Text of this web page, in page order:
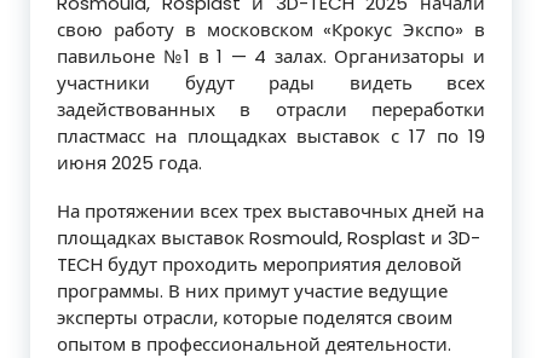
свою работу в московском «Крокус Экспо» в
павильоне №1 в 1 — 4 залах. Организаторы и
участники будут рады видеть всех
задействованных в отрасли переработки
пластмасс на площадках выставок с 17 по 19
июня 2025 года.
На протяжении всех трех выставочных дней на
площадках выставок Rosmould, Rosplast и 3D-
TECH будут проходить мероприятия деловой
программы. В них примут участие ведущие
эксперты отрасли, которые поделятся своим
опытом в профессиональной деятельности.